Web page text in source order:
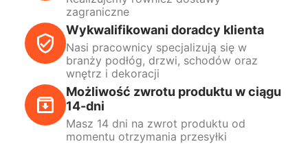
zagraniczne
Wykwalifikowani doradcy klienta
Nasi pracownicy specjalizują się w
branży podłóg, drzwi, schodów oraz
wnętrz i dekoracji
Możliwość zwrotu produktu w ciągu
14-dni
Masz 14 dni na zwrot produktu od
momentu otrzymania przesyłki